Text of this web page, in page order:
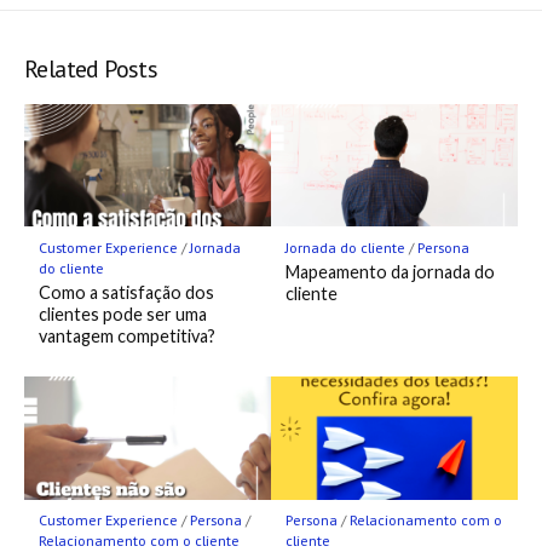
Related Posts
Customer Experience /Jornada
do cliente
Como a satisfação dos
clientes pode ser uma
vantagem competitiva?
Jornada do cliente / Persona
Mapeamento da jornada do
cliente
Customer Experience / Persona /
Relacionamento com o cliente
Persona / Relacionamento com o
cliente